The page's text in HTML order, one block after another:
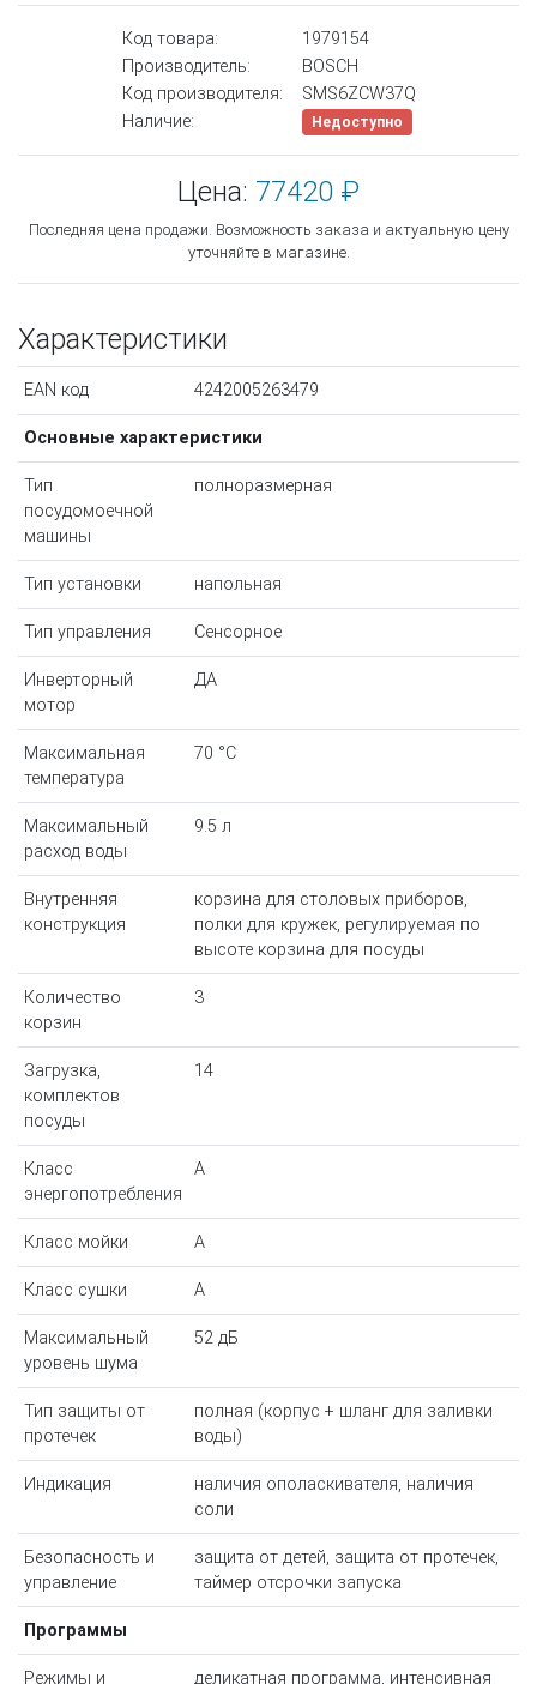
Код товара:
1979154
Производитель:
BOSCH
Код производителя:
SMS6ZCW37Q
Наличие:
Недоступно
Цена: 77420 ₽
Последняя цена продажи. Возможность заказа и актуальную цену
уточняйте в магазине.
Характеристики
EAN код 4242005263479
Основные характеристики
Тип
посудомоечной
машины
полноразмерная
Тип установки напольная
Тип управления Сенсорное
Инверторный
мотор
ДА
Максимальная
температура
70 °С
Максимальный
расход воды
9.5 л
Внутренняя
конструкция
корзина для столовых приборов,
полки для кружек, регулируемая по
высоте корзина для посуды
Количество
корзин
3
Загрузка,
комплектов
посуды
14
Класс
энергопотребления
A
Класс мойки A
Класс сушки A
Максимальный
уровень шума
52 дБ
Тип защиты от
протечек
полная (корпус + шланг для заливки
воды)
Индикация
наличия ополаскивателя, наличия
соли
Безопасность и
управление
защита от детей, защита от протечек,
таймер отсрочки запуска
Программы
Режимы и деликатная программа, интенсивная